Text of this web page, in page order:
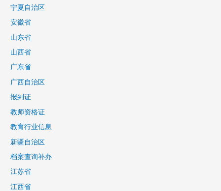
宁夏自治区
安徽省
山东省
山西省
广东省
广西自治区
报到证
教师资格证
教育行业信息
新疆自治区
档案查询补办
江苏省
江西省